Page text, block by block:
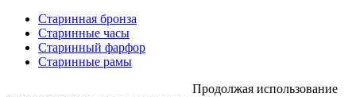
Старинная бронза
Старинные часы
Старинный фарфор
Старинные рамы
Продолжая использование